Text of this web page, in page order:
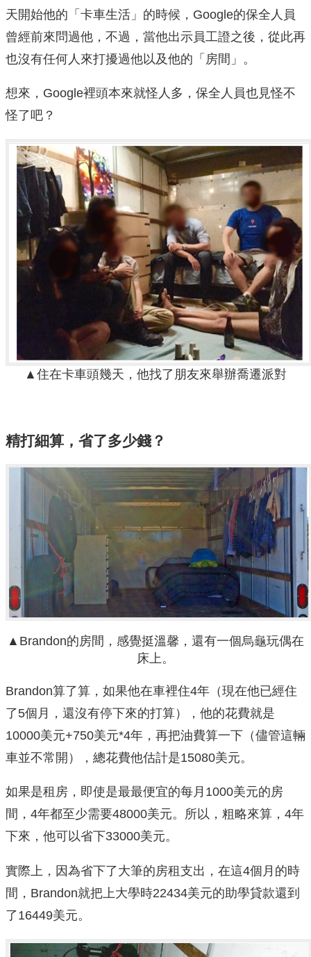
天開始他的「卡車生活」的時候，Google的保全人員
曾經前來問過他，不過，當他出示員工證之後，從此再
也沒有任何人來打擾過他以及他的「房間」。
想來，Google裡頭本來就怪人多，保全人員也見怪不
怪了吧？
▲住在卡車頭幾天，他找了朋友來舉辦喬遷派對
精打細算，省了多少錢？
▲Brandon的房間，感覺挺溫馨，還有一個烏龜玩偶在
床上。
Brandon算了算，如果他在車裡住4年（現在他已經住
了5個月，還沒有停下來的打算），他的花費就是
10000美元+750美元*4年，再把油費算一下（儘管這輛
車並不常開），總花費他估計是15080美元。
如果是租房，即使是最最便宜的每月1000美元的房
間，4年都至少需要48000美元。所以，粗略來算，4年
下來，他可以省下33000美元。
實際上，因為省下了大筆的房租支出，在這4個月的時
間，Brandon就把上大學時22434美元的助學貸款還到
了16449美元。